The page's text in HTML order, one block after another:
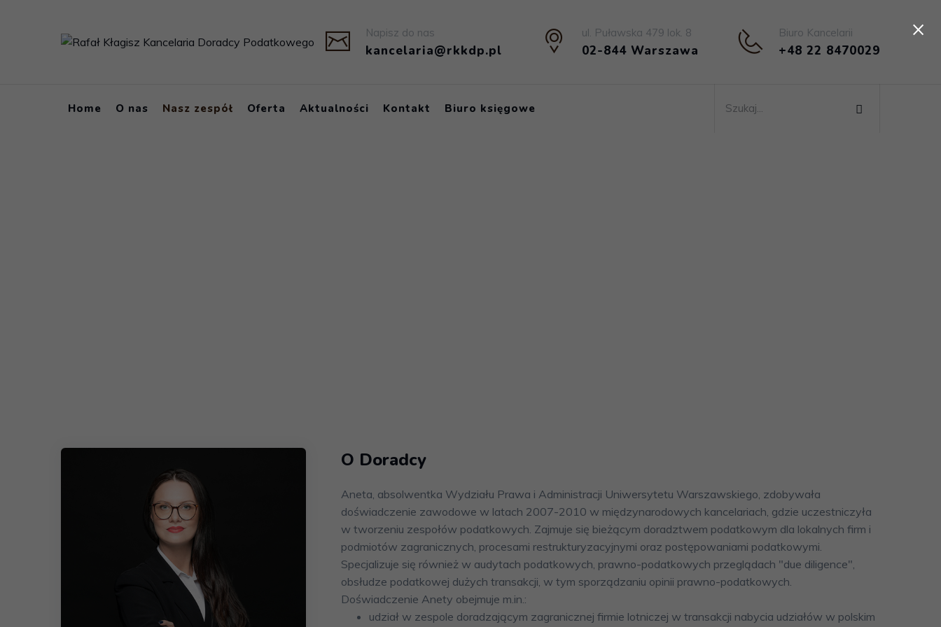
Napisz do nas
kancelaria@rkkdp.pl
ul. Puławska 479 lok. 8
02-844 Warszawa
Biuro Kancelarii
+48 22 8470029
Home O nas Nasz zespół Oferta Aktualności Kontakt Biuro księgowe
O Doradcy
Aneta, absolwentka Wydziału Prawa i Administracji Uniwersytetu Warszawskiego, zdobywała
doświadczenie zawodowe w latach 2007-2010 w międzynarodowych kancelariach, gdzie uczestniczyła
w tworzeniu zespołów podatkowych. Zajmuje się bieżącym doradztwem podatkowym dla lokalnych firm i
podmiotów zagranicznych, procesami restrukturyzacyjnymi oraz postępowaniami podatkowymi.
Specjalizuje się również w audytach podatkowych, prawno-podatkowych przeglądach "due diligence",
obsłudze podatkowej dużych transakcji, w tym sporządzaniu opinii prawno-podatkowych.
Doświadczenie Anety obejmuje m.in.:
udział w zespole doradzającym zagranicznej firmie lotniczej w transakcji nabycia udziałów w polskim
×